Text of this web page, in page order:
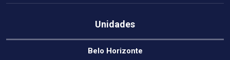
Unidades
Belo Horizonte